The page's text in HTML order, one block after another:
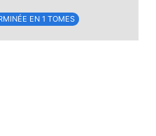
EN 1 TOMES